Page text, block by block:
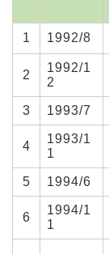
1 1992/8
2
1992/1
2
3 1993/7
4
1993/1
1
5 1994/6
6
1994/1
1